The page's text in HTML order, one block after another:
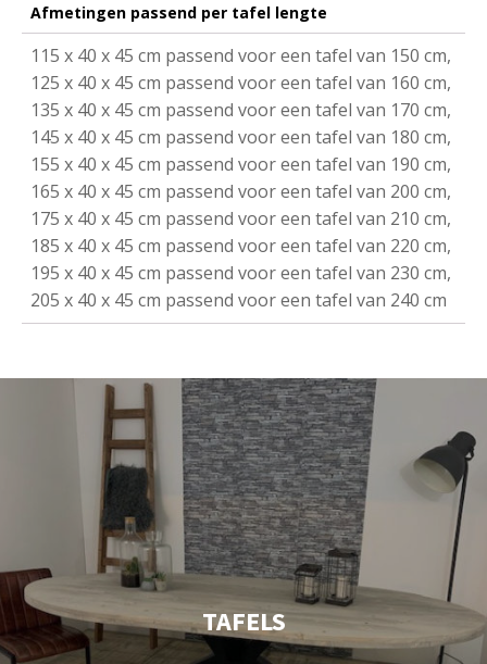
Afmetingen passend per tafel lengte
115 x 40 x 45 cm passend voor een tafel van 150 cm,
125 x 40 x 45 cm passend voor een tafel van 160 cm,
135 x 40 x 45 cm passend voor een tafel van 170 cm,
145 x 40 x 45 cm passend voor een tafel van 180 cm,
155 x 40 x 45 cm passend voor een tafel van 190 cm,
165 x 40 x 45 cm passend voor een tafel van 200 cm,
175 x 40 x 45 cm passend voor een tafel van 210 cm,
185 x 40 x 45 cm passend voor een tafel van 220 cm,
195 x 40 x 45 cm passend voor een tafel van 230 cm,
205 x 40 x 45 cm passend voor een tafel van 240 cm
TAFELS